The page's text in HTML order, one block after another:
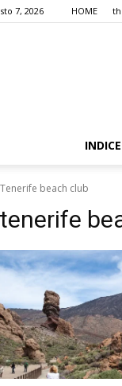
7, 2026 HOME
INDICE
Tenerife beach club
tenerife